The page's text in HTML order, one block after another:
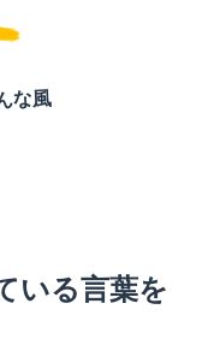
な風
いる言葉を